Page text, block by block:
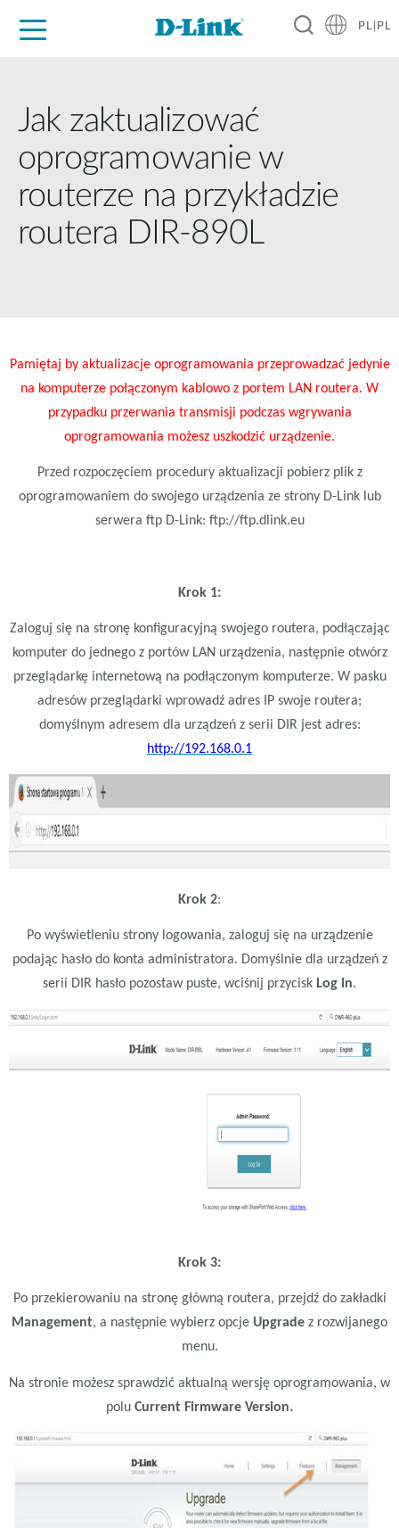
PL|PL
Jak zaktualizować
oprogramowanie w
routerze na przykładzie
routera DIR-890L
Pamiętaj by aktualizacje oprogramowania przeprowadzać jedynie
na komputerze połączonym kablowo z portem LAN routera. W
przypadku przerwania transmisji podczas wgrywania
oprogramowania możesz uszkodzić urządzenie.
Przed rozpoczęciem procedury aktualizacji pobierz plik z
oprogramowaniem do swojego urządzenia ze strony D-Link lub
serwera ftp D-Link: ftp://ftp.dlink.eu
Krok 1:
Zaloguj się na stronę konfiguracyjną swojego routera, podłączając
komputer do jednego z portów LAN urządzenia, następnie otwórz
przeglądarkę internetową na podłączonym komputerze. W pasku
adresów przeglądarki wprowadź adres IP swoje routera;
domyślnym adresem dla urządzeń z serii DIR jest adres:
http://192.168.0.1
Krok 2:
Po wyświetleniu strony logowania, zaloguj się na urządzenie
podając hasło do konta administratora. Domyślnie dla urządzeń z
serii DIR hasło pozostaw puste, wciśnij przycisk Log In.
Krok 3:
Po przekierowaniu na stronę główną routera, przejdź do zakładki
Management, a następnie wybierz opcje Upgrade z rozwijanego
menu.
Na stronie możesz sprawdzić aktualną wersję oprogramowania, w
polu Current Firmware Version.